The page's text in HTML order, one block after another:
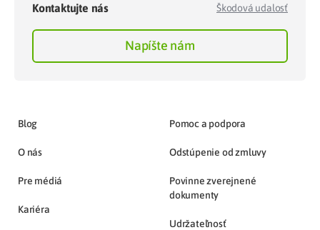
Kontaktujte nás Škodová udalosť
Napíšte nám
Blog
O nás
Pre médiá
Kariéra
Pomoc a podpora
Odstúpenie od zmluvy
Povinne zverejnené
dokumenty
Udržateľnosť